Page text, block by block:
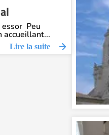
Peu
accueillant...
Lire la suite